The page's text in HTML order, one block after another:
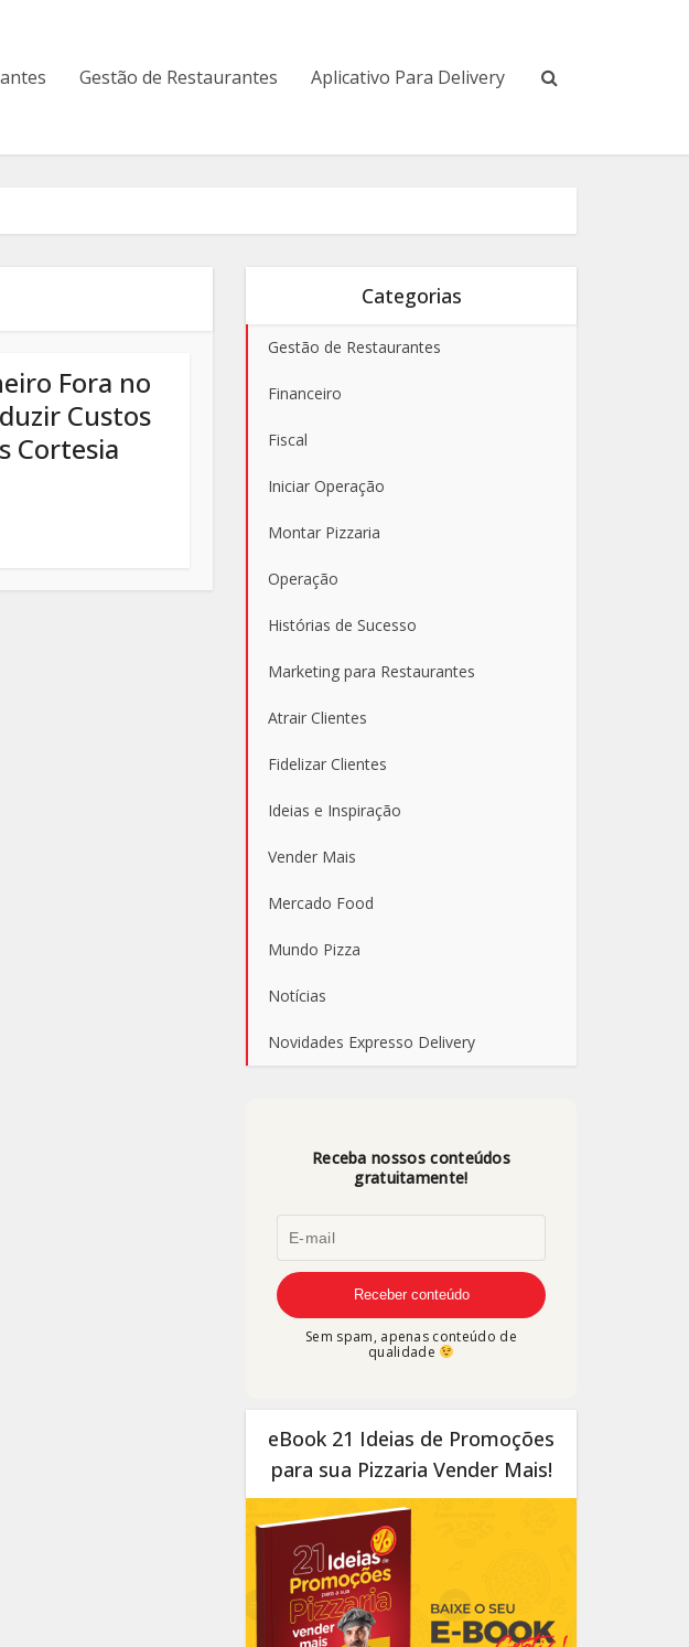
Gestão de Restaurantes Aplicativo Para Delivery
Fora no
Custos
Cortesia
Categorias
Gestão de Restaurantes
Financeiro
Fiscal
Iniciar Operação
Montar Pizzaria
Operação
Histórias de Sucesso
Marketing para Restaurantes
Atrair Clientes
Fidelizar Clientes
Ideias e Inspiração
Vender Mais
Mercado Food
Mundo Pizza
Notícias
Novidades Expresso Delivery
Receba nossos conteúdos
gratuitamente!
Sem spam, apenas conteúdo de
qualidade
eBook 21 Ideias de Promoções
para sua Pizzaria Vender Mais!